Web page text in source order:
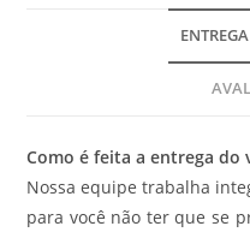
Como é feita a entrega do
Nossa equipe trabalha
para você não ter que se